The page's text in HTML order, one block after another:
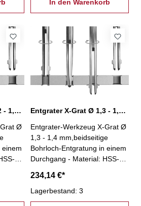
45°-
Aufspannung- einfache und
stabile Bauweise- besonders
geeignet für jede Maschine
und nahezu jedes Wekstück-
Winkel Vorwärtssenkung: 45°-
Winkel Rückwärtssenkung:
33°
In den Warenkorb
Entgrater X-Grat Ø 1,2 - 1,3 mm, XG-1,2
Ø
einem
Entgrater X-Grat Ø 1,3 - 1,4 mm, XG-1,3
Entgrater-Werkzeug X-Grat Ø
1,3 - 1,4 mm,beidseitige
Bohrloch-Entgratung in einem
Durchgang - Material: HSS-
Entgratung an unzugänglichen
Stellen (z.B. Hohlkörper)-
Einsparung einer zweiten
234,14 €*
Lagerbestand: 3